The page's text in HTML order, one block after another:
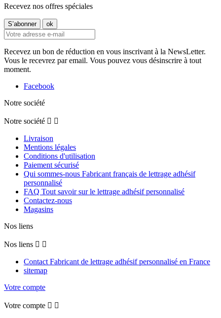
Recevez nos offres spéciales
Recevez un bon de réduction en vous inscrivant à la NewsLetter.
Vous le recevrez par email. Vous pouvez vous désinscrire à tout
moment.
Facebook
Notre société
Notre société  
Livraison
Mentions légales
Conditions d'utilisation
Paiement sécurisé
Qui sommes-nous Fabricant français de lettrage adhésif
personnalisé
FAQ Tout savoir sur le lettrage adhésif personnalisé
Contactez-nous
Magasins
Nos liens
Nos liens  
Contact Fabricant de lettrage adhésif personnalisé en France
sitemap
Votre compte
Votre compte  